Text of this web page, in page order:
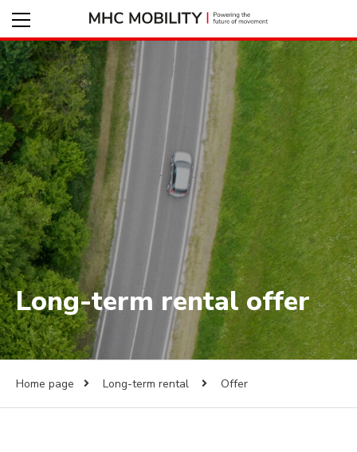
Long-term rental offer
Home page Long-term rental Offer